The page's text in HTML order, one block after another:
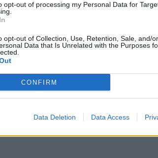
opt-out of processing my Personal Data for
opt-out of Collection, Use, Retention, Sale, and/
Data that Is Unrelated with the Purposes
CONFIRM
Data Deletion Data Access